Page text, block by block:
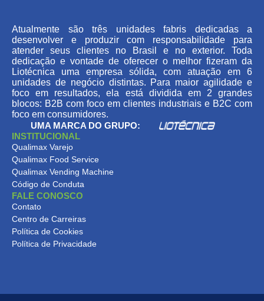
Atualmente são três unidades fabris dedicadas a
desenvolver e produzir com responsabilidade para
atender seus clientes no Brasil e no exterior. Toda
dedicação e vontade de oferecer o melhor fizeram da
Liotécnica uma empresa sólida, com atuação em 6
unidades de negócio distintas. Para maior agilidade e
foco em resultados, ela está dividida em 2 grandes
blocos: B2B com foco em clientes industriais e B2C com
foco em consumidores.
UMA MARCA DO GRUPO:
INSTITUCIONAL
Qualimax Varejo
Qualimax Food Service
Qualimax Vending Machine
Código de Conduta
FALE CONOSCO
Contato
Centro de Carreiras
Política de Cookies
Política de Privacidade